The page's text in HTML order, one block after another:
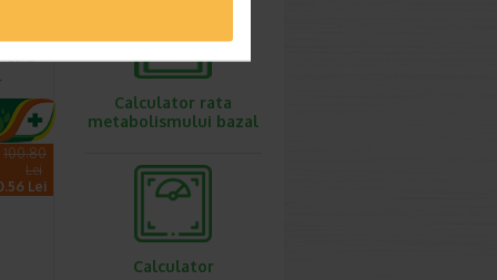
zona
100.80
Lei
Lei
Calculator rata
metabolismului bazal
Calculator